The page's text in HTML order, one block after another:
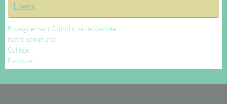
Liens
Enseignement Catholique de Vendée
Notre commune
Collège
Paroisse